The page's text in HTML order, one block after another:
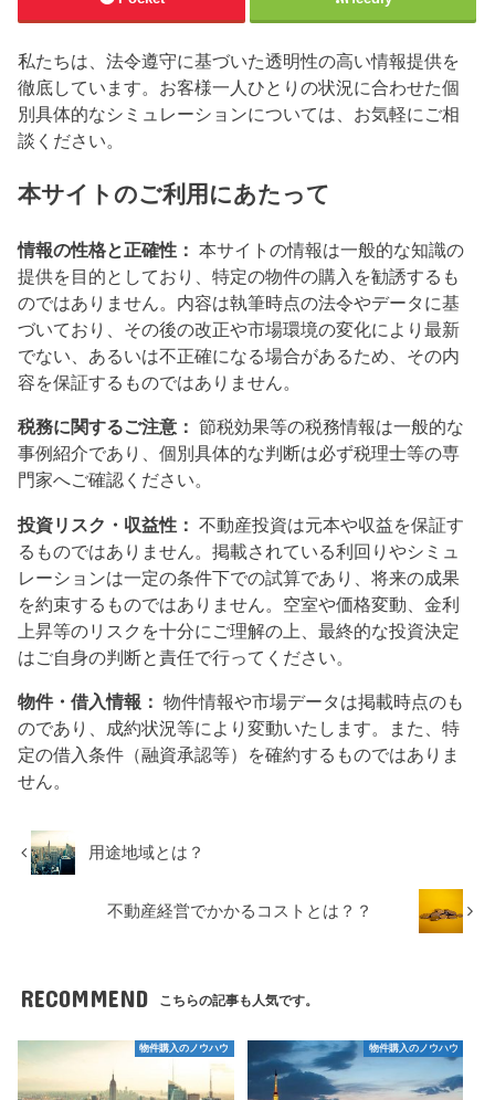
私たちは、法令遵守に基づいた透明性の高い情報提供を
徹底しています。お客様一人ひとりの状況に合わせた個
別具体的なシミュレーションについては、お気軽にご相
談ください。
本サイトのご利用にあたって
情報の性格と正確性： 本サイトの情報は一般的な知識の
提供を目的としており、特定の物件の購入を勧誘するも
のではありません。内容は執筆時点の法令やデータに基
づいており、その後の改正や市場環境の変化により最新
でない、あるいは不正確になる場合があるため、その内
容を保証するものではありません。
税務に関するご注意： 節税効果等の税務情報は一般的な
事例紹介であり、個別具体的な判断は必ず税理士等の専
門家へご確認ください。
投資リスク・収益性： 不動産投資は元本や収益を保証す
るものではありません。掲載されている利回りやシミュ
レーションは一定の条件下での試算であり、将来の成果
を約束するものではありません。空室や価格変動、金利
上昇等のリスクを十分にご理解の上、最終的な投資決定
はご自身の判断と責任で行ってください。
物件・借入情報： 物件情報や市場データは掲載時点のも
のであり、成約状況等により変動いたします。また、特
定の借入条件（融資承認等）を確約するものではありま
せん。
用途地域とは？
不動産経営でかかるコストとは？？
RECOMMEND こちらの記事も人気です。
物件購入のノウハウ 物件購入のノウハウ